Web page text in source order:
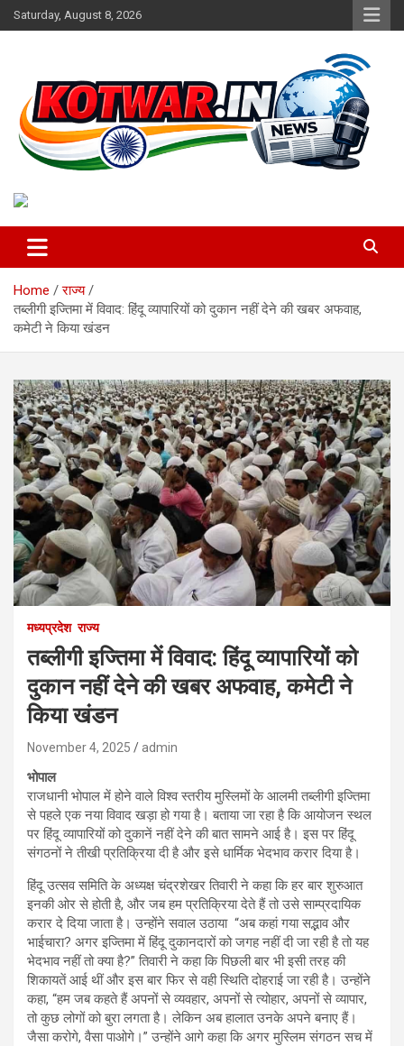
Skip
to
Saturday, August 8, 2026
kotwar.in
Home
राज्य
तब्लीगी इज्तिमा में विवाद: हिंदू व्यापारियों को दुकान नहीं देने की खबर अफवाह,
कमेटी ने किया खंडन
मध्यप्रदेश राज्य
तब्लीगी इज्तिमा में विवाद: हिंदू व्यापारियों को
दुकान नहीं देने की खबर अफवाह, कमेटी ने
किया खंडन
November 4, 2025 admin
भोपाल
राजधानी भोपाल में होने वाले विश्व स्तरीय मुस्लिमों के आलमी तब्लीगी इज्तिमा
से पहले एक नया विवाद खड़ा हो गया है। बताया जा रहा है कि आयोजन स्थल
पर हिंदू व्यापारियों को दुकानें नहीं देने की बात सामने आई है। इस पर हिंदू
संगठनों ने तीखी प्रतिक्रिया दी है और इसे धार्मिक भेदभाव करार दिया है।
हिंदू उत्सव समिति के अध्यक्ष चंद्रशेखर तिवारी ने कहा कि हर बार शुरुआत
इनकी ओर से होती है, और जब हम प्रतिक्रिया देते हैं तो उसे साम्प्रदायिक
करार दे दिया जाता है। उन्होंने सवाल उठाया “अब कहां गया सद्भाव और
भाईचारा? अगर इज्तिमा में हिंदू दुकानदारों को जगह नहीं दी जा रही है तो यह
भेदभाव नहीं तो क्या है?” तिवारी ने कहा कि पिछली बार भी इसी तरह की
शिकायतें आई थीं और इस बार फिर से वही स्थिति दोहराई जा रही है। उन्होंने
कहा, “हम जब कहते हैं अपनों से व्यवहार, अपनों से त्योहार, अपनों से व्यापार,
तो कुछ लोगों को बुरा लगता है। लेकिन अब हालात उनके अपने बनाए हैं।
जैसा करोगे, वैसा पाओगे।” उन्होंने आगे कहा कि अगर मुस्लिम संगठन सच में